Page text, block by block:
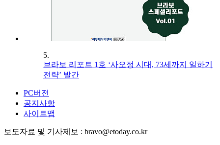
5.
브라보 리포트 1호 ‘사오정 시대, 73세까지 일하기
전략’ 발간
PC버전
공지사항
사이트맵
보도자료 및 기사제보 : bravo@etoday.co.kr